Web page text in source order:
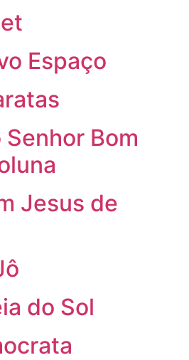
Espaço
Bom
Jesus de
do Sol